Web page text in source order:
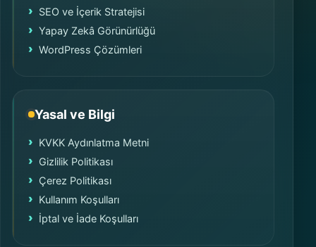
SEO ve İçerik Stratejisi
Yapay Zekâ Görünürlüğü
WordPress Çözümleri
Yasal ve Bilgi
KVKK Aydınlatma Metni
Gizlilik Politikası
Çerez Politikası
Kullanım Koşulları
İptal ve İade Koşulları